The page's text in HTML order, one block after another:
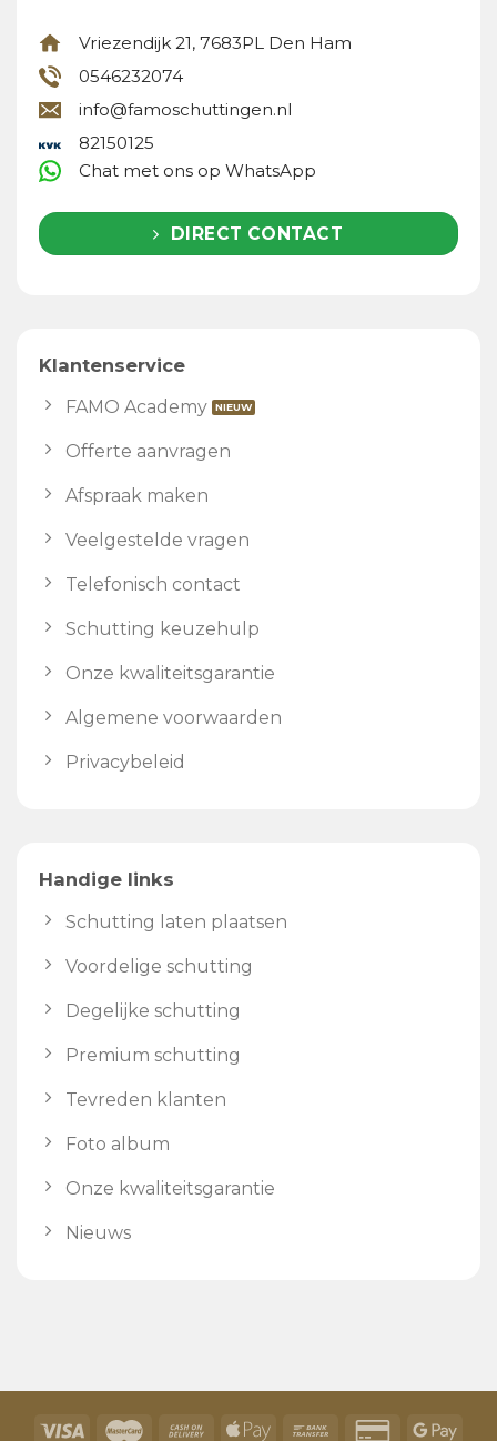
Vriezendijk 21, 7683PL Den Ham
0546232074
info@famoschuttingen.nl
82150125
Chat met ons op WhatsApp
DIRECT CONTACT
Klantenservice
FAMO Academy
Offerte aanvragen
Afspraak maken
Veelgestelde vragen
Telefonisch contact
Schutting keuzehulp
Onze kwaliteitsgarantie
Algemene voorwaarden
Privacybeleid
Handige links
Schutting laten plaatsen
Voordelige schutting
Degelijke schutting
Premium schutting
Tevreden klanten
Foto album
Onze kwaliteitsgarantie
Nieuws